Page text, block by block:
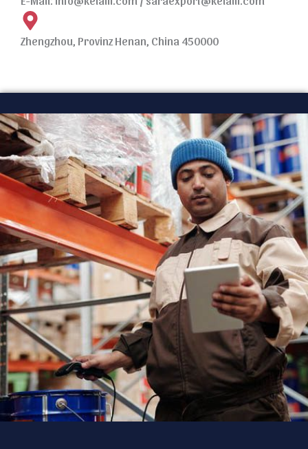
Zhengzhou, Provinz Henan, China 450000